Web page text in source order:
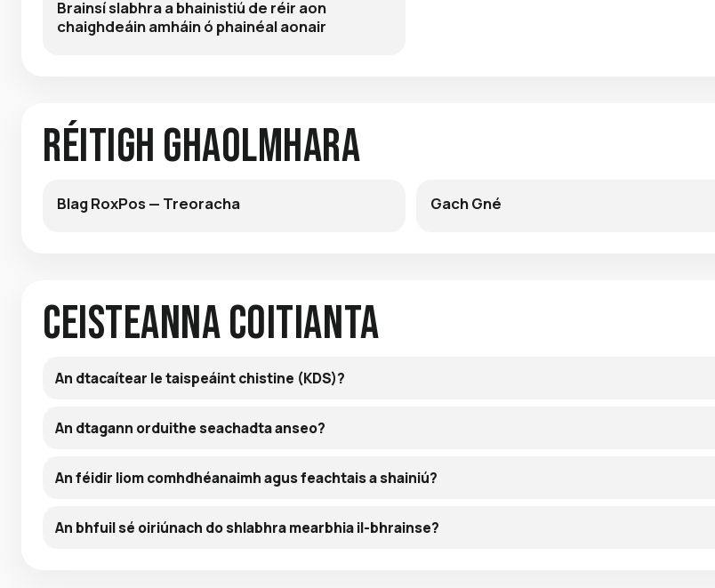
Brainsí slabhra a bhainistiú de réir aon
chaighdeáin amháin ó phainéal aonair
Réitigh Ghaolmhara
Blag RoxPos — Treoracha Gach Gné
Ceisteanna Coitianta
An dtacaítear le taispeáint chistine (KDS)?
An dtagann orduithe seachadta anseo?
An féidir liom comhdhéanaimh agus feachtais a shainiú?
An bhfuil sé oiriúnach do shlabhra mearbhia il-bhrainse?